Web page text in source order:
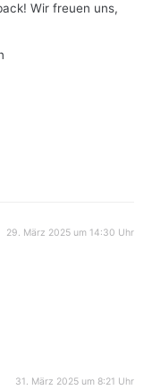
Wir freuen uns,
29. März 2025 um 14:30 Uhr
31. März 2025 um 8:21 Uhr